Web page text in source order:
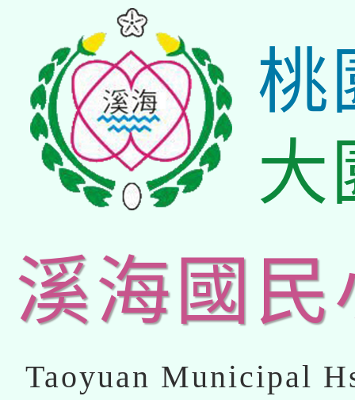
桃
大
溪海國民
Taoyuan Municipal